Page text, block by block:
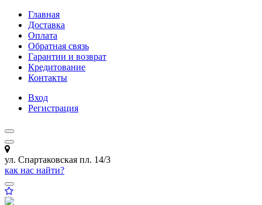
Главная
Доставка
Оплата
Обратная связь
Гарантии и возврат
Кредитование
Контакты
Вход
Регистрация
ул. Спартаковская пл. 14/3
как нас найти?